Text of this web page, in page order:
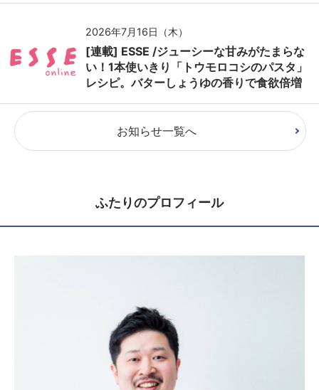
2026年7月16日（木）
[連載] ESSE /ジューシーな甘みがたまらな
い！1本使いきり「トウモロコシのパスタ」
レシピ。バターしょうゆの香りで食欲倍増
お知らせ一覧へ
ふたりのプロフィール